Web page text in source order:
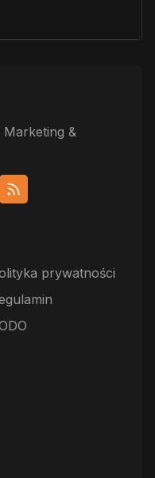
&
prywatności